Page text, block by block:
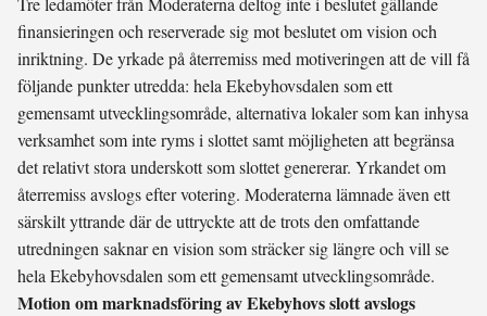
finansieringen och reserverade sig mot beslutet om vision och
inriktning. De yrkade på återremiss med motiveringen att de vill få
följande punkter utredda: hela Ekebyhovsdalen som ett
gemensamt utvecklingsområde, alternativa lokaler som kan inhysa
verksamhet som inte ryms i slottet samt möjligheten att begränsa
det relativt stora underskott som slottet genererar. Yrkandet om
återremiss avslogs efter votering. Moderaterna lämnade även ett
särskilt yttrande där de uttryckte att de trots den omfattande
utredningen saknar en vision som sträcker sig längre och vill se
hela Ekebyhovsdalen som ett gemensamt utvecklingsområde.
Motion om marknadsföring av Ekebyhovs slott avslogs